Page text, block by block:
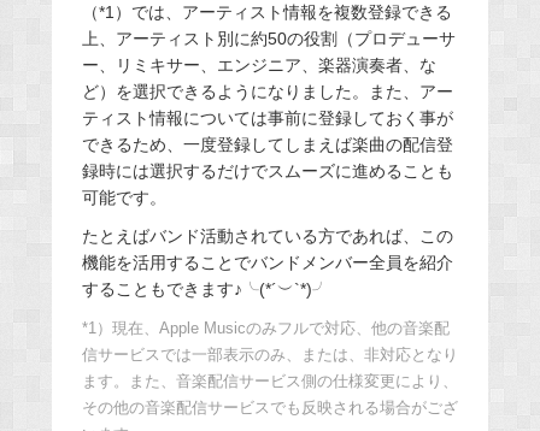
（*1）では、アーティスト情報を複数登録できる
上、アーティスト別に約50の役割（プロデューサ
ー、リミキサー、エンジニア、楽器演奏者、な
ど）を選択できるようになりました。また、アー
ティスト情報については事前に登録しておく事が
できるため、一度登録してしまえば楽曲の配信登
録時には選択するだけでスムーズに進めることも
可能です。
たとえばバンド活動されている方であれば、この
機能を活用することでバンドメンバー全員を紹介
することもできます♪╰(*´︶`*)╯
*1）現在、Apple Musicのみフルで対応、他の音楽配
信サービスでは一部表示のみ、または、非対応となり
ます。また、音楽配信サービス側の仕様変更により、
その他の音楽配信サービスでも反映される場合がござ